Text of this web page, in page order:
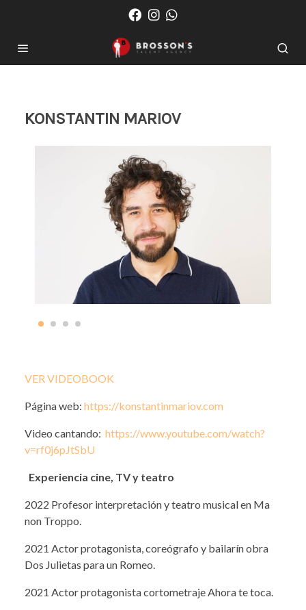
KONSTANTIN MARIOV
VER VIDEOBOOK
Página web: https://konstantinmariov.com
Video cantando: https://www.youtube.com/watch?
v=rf0j6pJtSbU
Experiencia cine, TV y teatro
2022 Profesor interpretación y teatro musical en Ma
non Troppo.
2021 Actor protagonista, coreógrafo y bailarín obra
Dos Julietas para un Romeo.
2021 Actor protagonista cortometraje Ahora te toca.